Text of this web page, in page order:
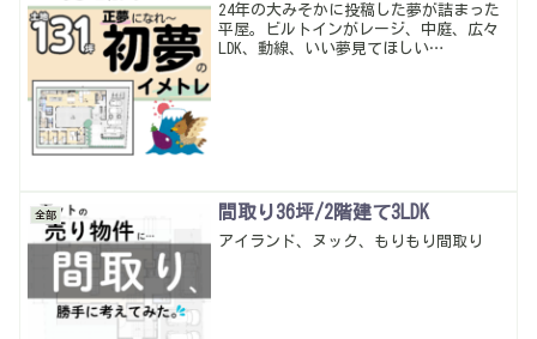
24年の大みそかに投稿した夢が詰まった
平屋。ビルトインがレージ、中庭、広々
LDK、動線、いい夢見てほしい…
全部 間取り36坪/2階建て3LDK
アイランド、ヌック、もりもり間取り